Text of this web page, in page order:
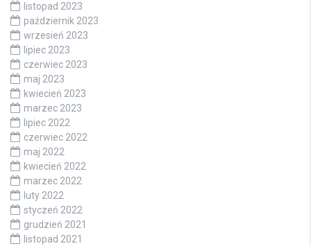
listopad 2023
październik 2023
wrzesień 2023
lipiec 2023
czerwiec 2023
maj 2023
kwiecień 2023
marzec 2023
lipiec 2022
czerwiec 2022
maj 2022
kwiecień 2022
marzec 2022
luty 2022
styczeń 2022
grudzień 2021
listopad 2021